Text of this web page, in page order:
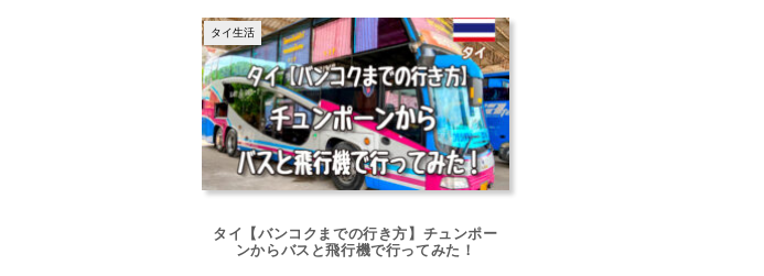
タイ生活
タイ【バンコクまでの行き方】チュンポー
ンからバスと飛行機で行ってみた！